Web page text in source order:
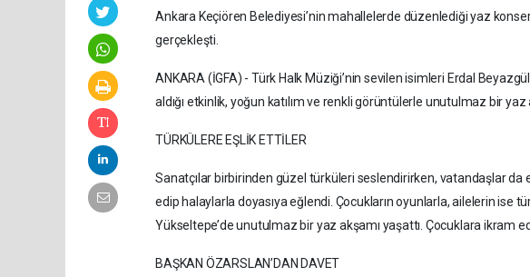
Ankara Keçiören Belediyesi’nin mahallelerde düzenlediği yaz
gerçekleşti.
ANKARA (İGFA) - Türk Halk Müziği’nin sevilen isimleri Erdal
aldığı etkinlik, yoğun katılım ve renkli görüntülerle unutulmaz bir yaz
TÜRKÜLERE EŞLİK ETTİLER
Sanatçılar birbirinden güzel türküleri seslendirirken, vatandaşlar da
edip halaylarla doyasıya eğlendi. Çocukların oyunlarla, ailelerin ise
Yükseltepe’de unutulmaz bir yaz akşamı yaşattı. Çocuklara ikram
BAŞKAN ÖZARSLAN’DAN DAVET